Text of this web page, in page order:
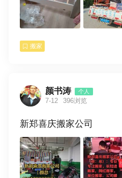
搬家
颜书涛 个人
7-12 396浏览
新郑喜庆搬家公司